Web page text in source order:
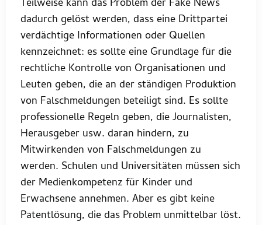
Teilweise kann das Problem der Fake News
dadurch gelöst werden, dass eine Drittpartei
verdächtige Informationen oder Quellen
kennzeichnet: es sollte eine Grundlage für die
rechtliche Kontrolle von Organisationen und
Leuten geben, die an der ständigen Produktion
von Falschmeldungen beteiligt sind. Es sollte
professionelle Regeln geben, die Journalisten,
Herausgeber usw. daran hindern, zu
Mitwirkenden von Falschmeldungen zu
werden. Schulen und Universitäten müssen sich
der Medienkompetenz für Kinder und
Erwachsene annehmen. Aber es gibt keine
Patentlösung, die das Problem unmittelbar löst.